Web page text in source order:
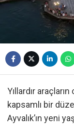
Yıllardır
kapsamlı bir
Ayvalık’ın yeni